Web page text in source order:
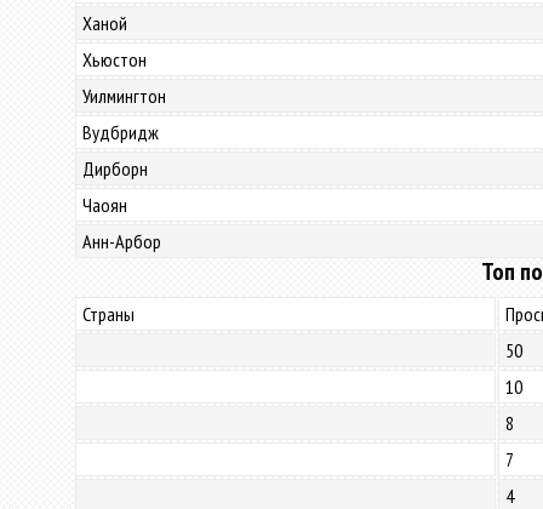
Ханой
Хьюстон
Уилмингтон
Вудбридж
Дирборн
Чаоян
Анн-Арбор
Топ
Страны
50
10
8
7
4